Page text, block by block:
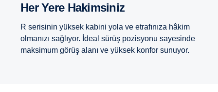
Her Yere Hakimsiniz
R serisinin yüksek kabini yola ve etrafınıza hâkim
olmanızı sağlıyor. İdeal sürüş pozisyonu sayesinde
maksimum görüş alanı ve yüksek konfor sunuyor.